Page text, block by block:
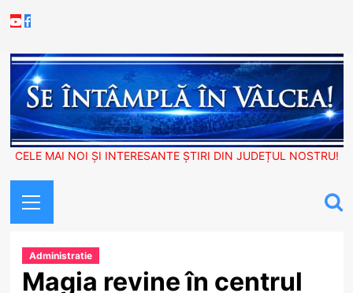
to
Youtube
Facebook
CELE MAI NOI ȘI INTERESANTE ȘTIRI DIN JUDEȚUL NOSTRU!
Menu
Administratie
Magia revine în centrul